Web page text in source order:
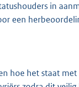
in
een
hoe het staat